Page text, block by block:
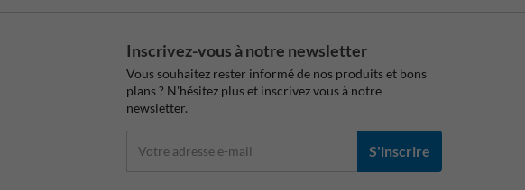
Inscrivez-vous à notre newsletter
Vous souhaitez rester informé de nos produits et bons
plans ? N'hésitez plus et inscrivez vous à notre
newsletter.
S'inscrire